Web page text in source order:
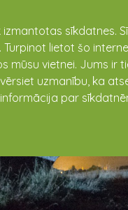
sīkdatnes.
lietot šo
mūsu vietnei. Jums
uzmanību, ka
par